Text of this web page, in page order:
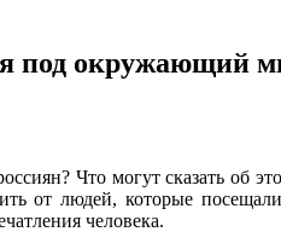
под окружающий
Что могут сказать об
от людей, которые
человека.